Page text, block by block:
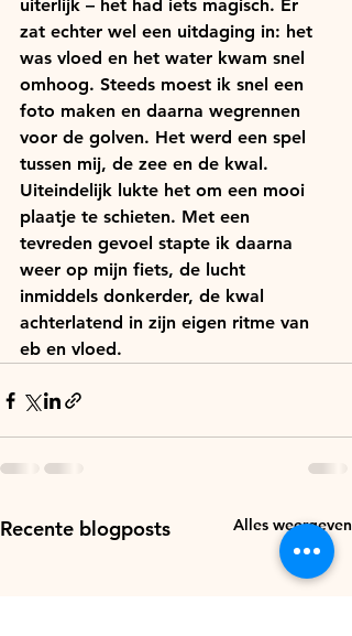
uiterlijk – het had iets magisch. Er
zat echter wel een uitdaging in: het
was vloed en het water kwam snel
omhoog. Steeds moest ik snel een
foto maken en daarna wegrennen
voor de golven. Het werd een spel
tussen mij, de zee en de kwal.
Uiteindelijk lukte het om een mooi
plaatje te schieten. Met een
tevreden gevoel stapte ik daarna
weer op mijn fiets, de lucht
inmiddels donkerder, de kwal
achterlatend in zijn eigen ritme van
eb en vloed.
Recente blogposts Alles weergeven